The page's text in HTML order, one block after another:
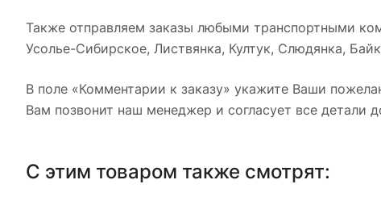
Также отправляем заказы любыми транспортными
Усолье-Сибирское, Листвянка, Култук, Слюдянка,
В поле «Комментарии к заказу» укажите Ваши
Вам позвонит наш менеджер и согласует все детали
С этим товаром также смотрят: